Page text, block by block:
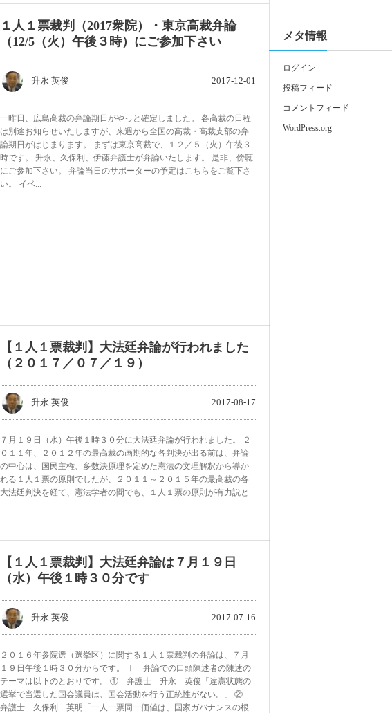
１人１票裁判（2017衆院）・東京高裁弁論
（12/5（火）午後３時）にご参加下さい
升永 英俊 2017-12-01
一昨日、広島高裁の弁論期日がやっと確定しました。 各高裁の日程
は別途お知らせいたしますが、来週から全国の高裁・高裁支部の弁
論期日がはじまります。 まずは東京高裁で、１２／５（火）午後３
時です。 升永、久保利、伊藤弁護士が弁論いたします。 是非、傍聴
にご参加下さい。 弁論当日のサポーターの予定はこちらをご覧下さ
い。 イベ...
【１人１票裁判】大法廷弁論が行われました
（２０１７／０７／１９）
升永 英俊 2017-08-17
７月１９日（水）午後１時３０分に大法廷弁論が行われました。 ２
０１１年、２０１２年の最高裁の画期的な各判決が出る前は、弁論
の中心は、国民主権、多数決原理を定めた憲法の文理解釈から導か
れる１人１票の原則でしたが、２０１１～２０１５年の最高裁の各
大法廷判決を経て、憲法学者の間でも、１人１票の原則が有力説と
【１人１票裁判】大法廷弁論は７月１９日
（水）午後１時３０分です
升永 英俊 2017-07-16
２０１６年参院選（選挙区）に関する１人１票裁判の弁論は、７月
１９日午後１時３０分からです。 Ⅰ 弁論での口頭陳述者の陳述の
テーマは以下のとおりです。 ① 弁護士 升永 英俊「違憲状態の
選挙で当選した国会議員は、国会活動を行う正統性がない。」 ②
弁護士 久保利 英明「一人一票同一価値は、国家ガバナンスの根
メタ情報
ログイン
投稿フィード
コメントフィード
WordPress.org